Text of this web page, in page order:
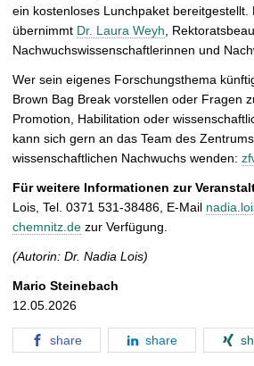
ein kostenloses Lunchpaket bereitgestellt.
übernimmt Dr. Laura Weyh,
Nachwuchswissenschaftlerinnen und
Wer sein eigenes Forschungsthema
Brown Bag Break vorstellen oder Fragen
Promotion, Habilitation oder
kann sich gern an das Team des
wissenschaftlichen Nachwuchs wenden:
Für weitere Informationen zur
Lois, Tel. 0371 531-38486, E-Mail
chemnitz.de zur Verfügung.
(Autorin: Dr. Nadia Lois)
Mario Steinebach
12.05.2026
share share